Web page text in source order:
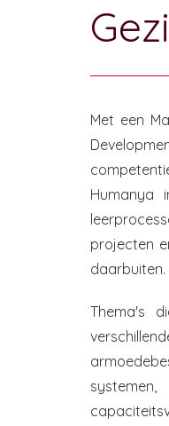
Met een
Humanya
projecten
daarbuiten.
Thema's